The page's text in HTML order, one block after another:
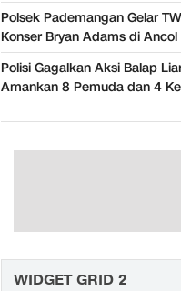
Polsek Pademangan Gelar
Konser Bryan Adams di Ancol
Polisi Gagalkan Aksi Balap
Amankan 8 Pemuda dan 4
WIDGET GRID 2